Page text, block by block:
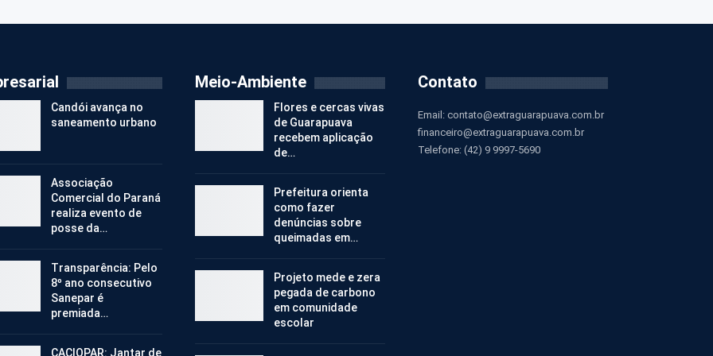
Candói avança no
saneamento urbano
Associação
Comercial do Paraná
realiza evento de
posse da…
Transparência: Pelo
8º ano consecutivo
Sanepar é
premiada…
CACIOPAR: Jantar de
Meio-Ambiente
Flores e cercas vivas
de Guarapuava
recebem aplicação
de…
Prefeitura orienta
como fazer
denúncias sobre
queimadas em…
Projeto mede e zera
pegada de carbono
em comunidade
escolar
Contato
Email: contato@extraguarapuava.com.br
financeiro@extraguarapuava.com.br
Telefone: (42) 9 9997-5690